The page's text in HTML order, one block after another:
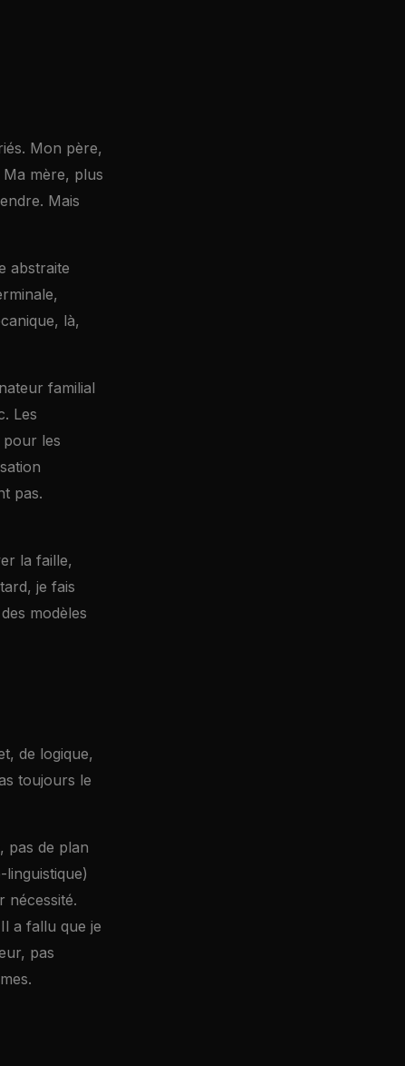
Mon père,
mère, plus
Mais
abstraite
là,
familial
Les
pour les
pas.
la faille,
je fais
modèles
de logique,
toujours le
pas de plan
nécessité.
a fallu que je
pas